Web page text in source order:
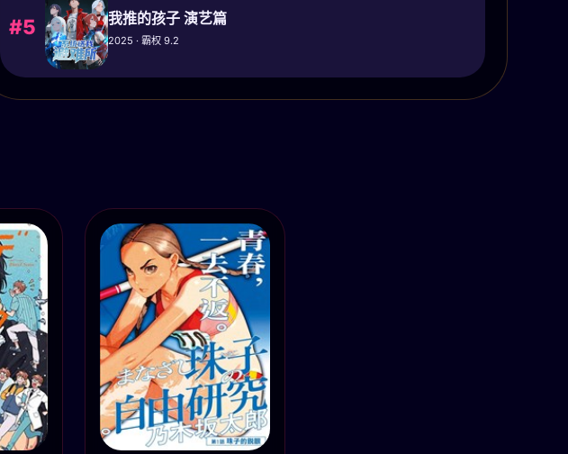
#5 我推的孩子 演艺篇
2025 · 霸权 9.2